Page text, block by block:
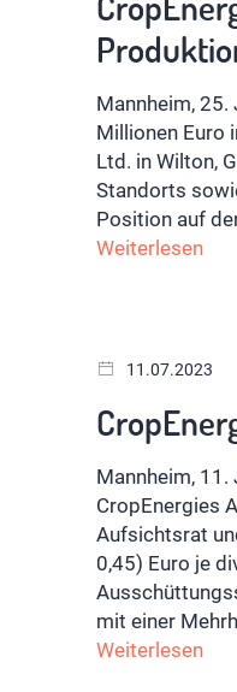
Mannheim, 25.
Millionen Euro
Ltd. in Wilton,
Standorts
Position auf
Weiterlesen
11.07.2023
Mannheim,
CropEnergies
Aufsichtsrat
0,45) Euro je
mit einer
Weiterlesen